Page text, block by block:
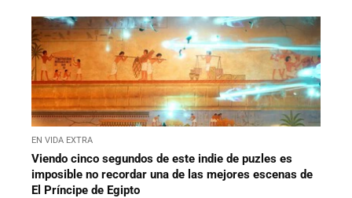
EN VIDA EXTRA
Viendo cinco segundos de este indie de puzles es
imposible no recordar una de las mejores escenas de
El Príncipe de Egipto